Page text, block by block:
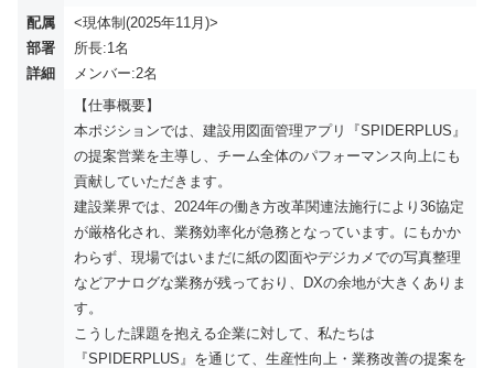
配属
部署
詳細
<現体制(2025年11月)>
所長:1名
メンバー:2名
【仕事概要】
本ポジションでは、建設用図面管理アプリ『SPIDERPLUS』
の提案営業を主導し、チーム全体のパフォーマンス向上にも
貢献していただきます。
建設業界では、2024年の働き方改革関連法施行により36協定
が厳格化され、業務効率化が急務となっています。にもかか
わらず、現場ではいまだに紙の図面やデジカメでの写真整理
などアナログな業務が残っており、DXの余地が大きくありま
す。
こうした課題を抱える企業に対して、私たちは
『SPIDERPLUS』を通じて、生産性向上・業務改善の提案を